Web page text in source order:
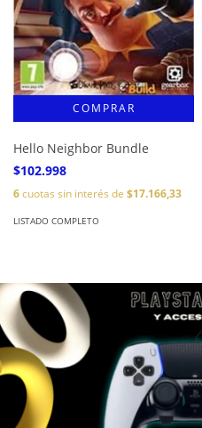
Hello Neighbor Bundle
$102.998
6cuotas sin interés de $17.166,33
LISTADO COMPLETO